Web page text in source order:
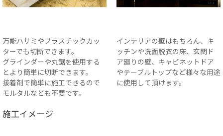
万能ハサミやプラスチックカッ
ターでも切断できます。
グラインダーや丸鋸を使用する
とより簡単に切断できます。
接着剤で簡単に施工できるので
モルタルなども不要です。
インテリアの壁はもちろん、キ
ッチンや洗面脱衣の床、玄関ド
ア廻りの壁、キャビネットドア
やテーブルトップなど様々な用途
に使用して頂けます。
施工イメージ